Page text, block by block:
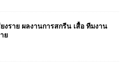
งราย ผลงานการสกรีน เสื้อ ทีมงาน
ย